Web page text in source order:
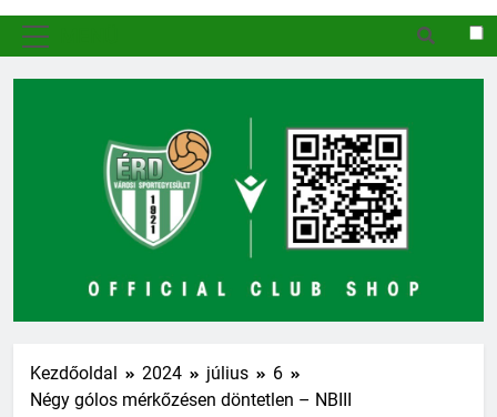
Kezdőoldal 2024 július
6
Négy gólos mérkőzésen döntetlen – NBIII